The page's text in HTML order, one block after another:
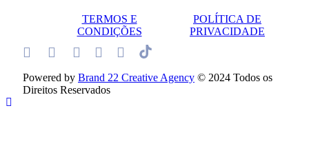
TERMOS E
CONDIÇÕES
POLÍTICA DE
PRIVACIDADE
Powered by Brand 22 Creative Agency © 2024 Todos os
Direitos Reservados